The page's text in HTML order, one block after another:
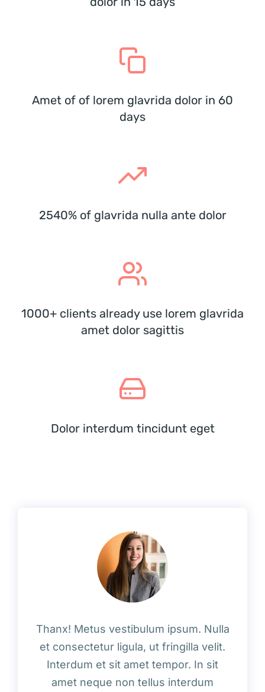
Amet of of lorem glavrida dolor in 60
days
2540% of glavrida nulla ante dolor
1000+ clients already use lorem glavrida
amet dolor sagittis
Dolor interdum tincidunt eget
Thanx! Metus vestibulum ipsum. Nulla
et consectetur ligula, ut fringilla velit.
Interdum et sit amet tempor. In sit
amet neque non tellus interdum